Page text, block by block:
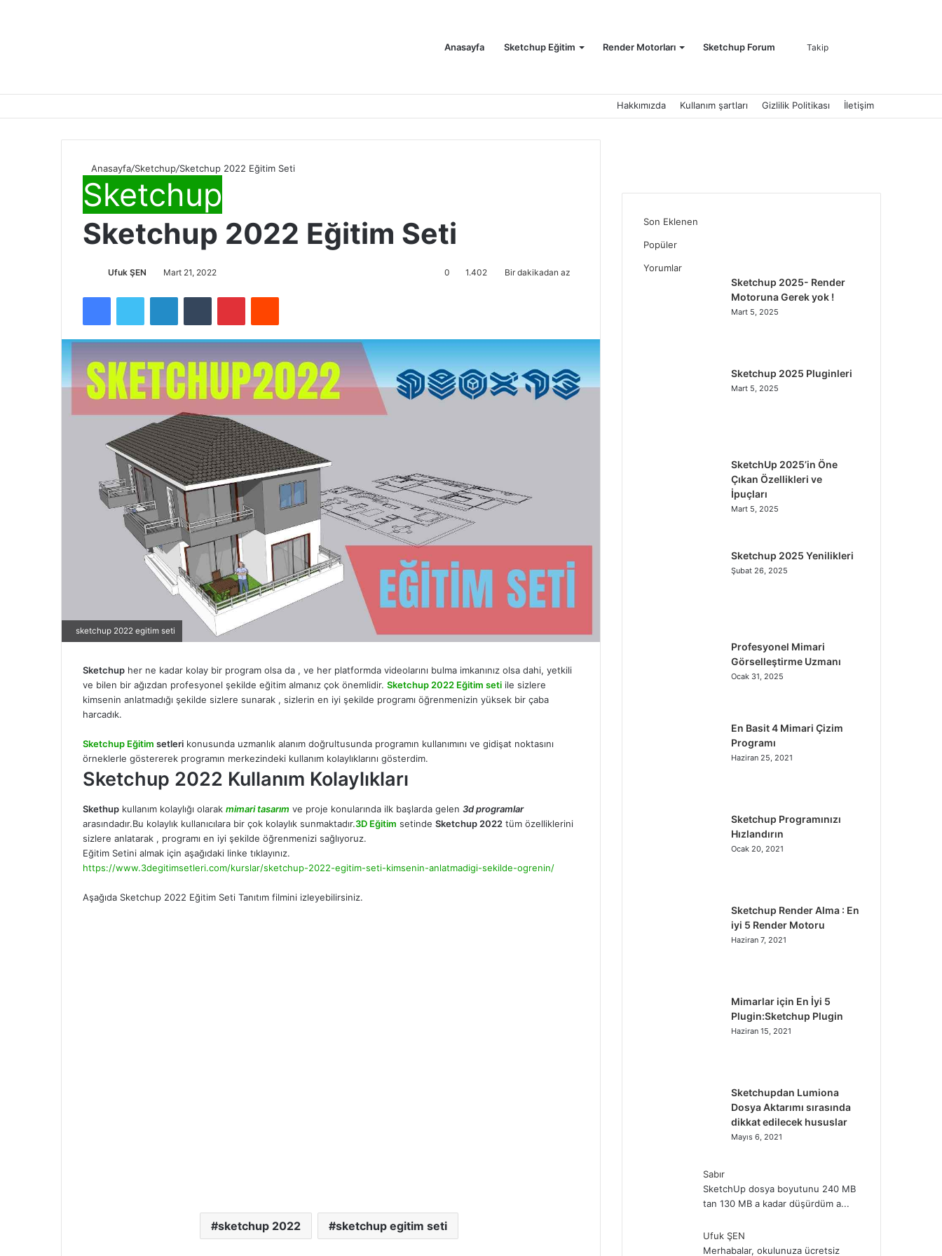
Anasayfa Sketchup Eğitim Render Motorları Sketchup Forum Takip
Hakkımızda Kullanım şartları Gizlilik Politikası İletişim
Anasayfa/Sketchup/Sketchup 2022 Eğitim Seti
Sketchup
Sketchup 2022 Eğitim Seti
Ufuk ŞEN Mart 21, 2022 0 1.402 Bir dakikadan az
FacebookTwitter LinkedInTumblr PinterestReddit
sketchup 2022 egitim seti
Sketchup her ne kadar kolay bir program olsa da , ve her platformda videolarını bulma imkanınız olsa dahi, yetkili
ve bilen bir ağızdan profesyonel şekilde eğitim almanız çok önemlidir. Sketchup 2022 Eğitim seti ile sizlere
kimsenin anlatmadığı şekilde sizlere sunarak , sizlerin en iyi şekilde programı öğrenmenizin yüksek bir çaba
harcadık.
Sketchup Eğitim setleri konusunda uzmanlık alanım doğrultusunda programın kullanımını ve gidişat noktasını
örneklerle göstererek programın merkezindeki kullanım kolaylıklarını gösterdim.
Sketchup 2022 Kullanım Kolaylıkları
Skethup kullanım kolaylığı olarak mimari tasarım ve proje konularında ilk başlarda gelen 3d programlar
arasındadır.Bu kolaylık kullanıcılara bir çok kolaylık sunmaktadır.3D Eğitim setinde Sketchup 2022 tüm özelliklerini
sizlere anlatarak , programı en iyi şekilde öğrenmenizi sağlıyoruz.
Eğitim Setini almak için aşağıdaki linke tıklayınız.
https://www.3degitimsetleri.com/kurslar/sketchup-2022-egitim-seti-kimsenin-anlatmadigi-sekilde-ogrenin/
Aşağıda Sketchup 2022 Eğitim Seti Tanıtım filmini izleyebilirsiniz.
sketchup 2022 sketchup egitim seti
Son Eklenen
Popüler
Yorumlar
Sketchup 2025- Render
Motoruna Gerek yok !
Mart 5, 2025
Sketchup 2025 Pluginleri
Mart 5, 2025
SketchUp 2025’in Öne
Çıkan Özellikleri ve
İpuçları
Mart 5, 2025
Sketchup 2025 Yenilikleri
Şubat 26, 2025
Profesyonel Mimari
Görselleştirme Uzmanı
Ocak 31, 2025
En Basit 4 Mimari Çizim
Programı
Haziran 25, 2021
Sketchup Programınızı
Hızlandırın
Ocak 20, 2021
Sketchup Render Alma : En
iyi 5 Render Motoru
Haziran 7, 2021
Mimarlar için En İyi 5
Plugin:Sketchup Plugin
Haziran 15, 2021
Sketchupdan Lumiona
Dosya Aktarımı sırasında
dikkat edilecek hususlar
Mayıs 6, 2021
Sabır
SketchUp dosya boyutunu 240 MB
tan 130 MB a kadar düşürdüm a...
Ufuk ŞEN
Merhabalar, okulunuza ücretsiz